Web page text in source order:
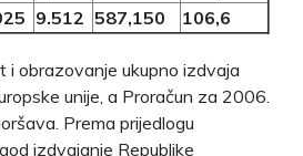
9.512 587,150 106,6
i obrazovanje ukupno izdvaja
unije, a Proračun za 2006.
Prema prijedlogu
izdvajanje Republike